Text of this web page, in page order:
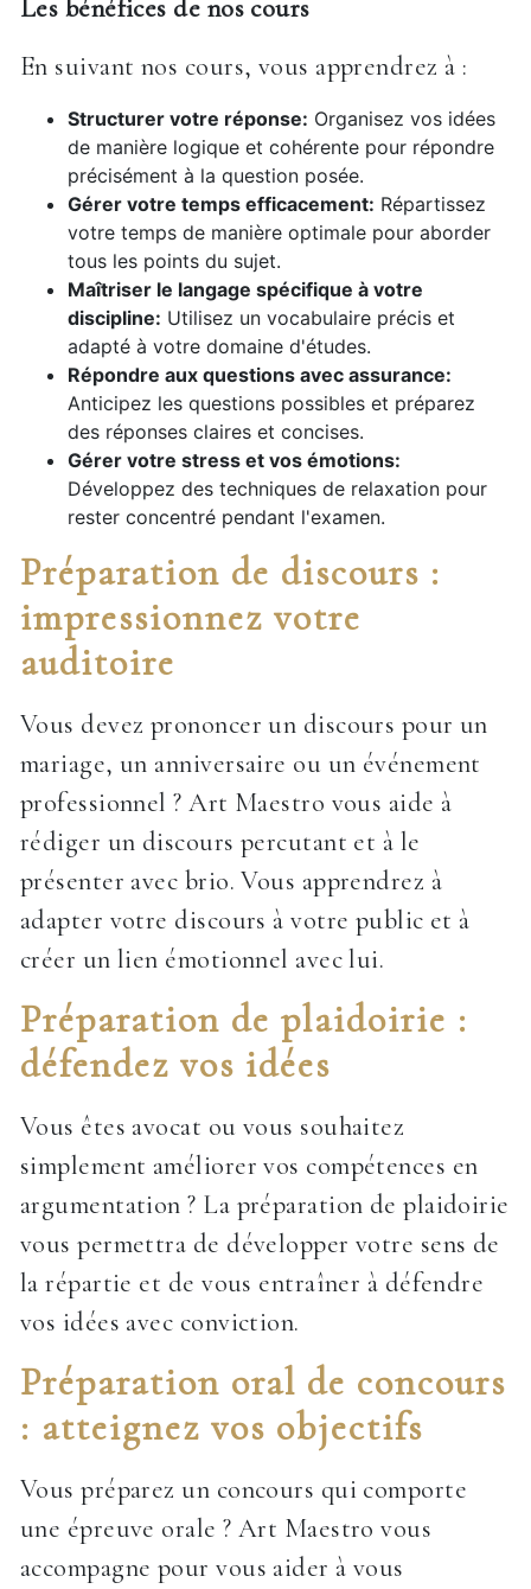
Les bénéfices de nos cours
En suivant nos cours, vous apprendrez à :
Structurer votre réponse: Organisez vos idées
de manière logique et cohérente pour répondre
précisément à la question posée.
Gérer votre temps efficacement: Répartissez
votre temps de manière optimale pour aborder
tous les points du sujet.
Maîtriser le langage spécifique à votre
discipline: Utilisez un vocabulaire précis et
adapté à votre domaine d'études.
Répondre aux questions avec assurance:
Anticipez les questions possibles et préparez
des réponses claires et concises.
Gérer votre stress et vos émotions:
Développez des techniques de relaxation pour
rester concentré pendant l'examen.
Préparation de discours :
impressionnez votre
auditoire
Vous devez prononcer un discours pour un
mariage, un anniversaire ou un événement
professionnel ? Art Maestro vous aide à
rédiger un discours percutant et à le
présenter avec brio. Vous apprendrez à
adapter votre discours à votre public et à
créer un lien émotionnel avec lui.
Préparation de plaidoirie :
défendez vos idées
Vous êtes avocat ou vous souhaitez
simplement améliorer vos compétences en
argumentation ? La préparation de plaidoirie
vous permettra de développer votre sens de
la répartie et de vous entraîner à défendre
vos idées avec conviction.
Préparation oral de concours
: atteignez vos objectifs
Vous préparez un concours qui comporte
une épreuve orale ? Art Maestro vous
accompagne pour vous aider à vous